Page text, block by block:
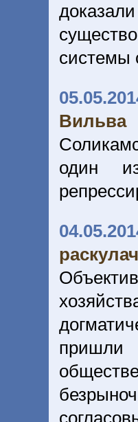
системы
Вильва
один